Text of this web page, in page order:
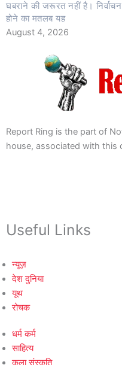
घबराने की जरूरत नहीं है।
होने का मतलब यह
August 4, 2026
Report Ring is the part of
house, associated with this
Useful Links
न्यूज़
देश दुनिया
यूथ
रोचक
धर्म कर्म
साहित्य
कला संस्कृति